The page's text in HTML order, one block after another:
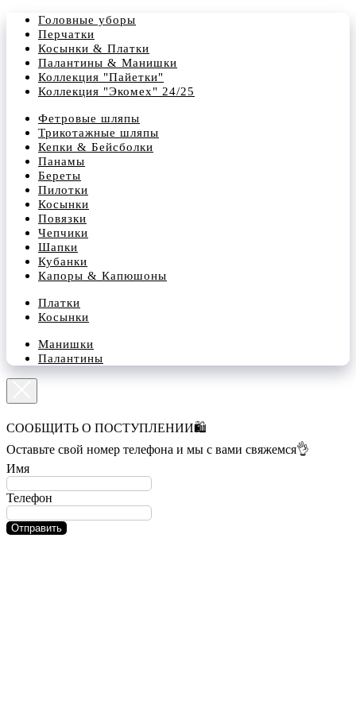
Головные уборы
Перчатки
Косынки & Платки
Палантины & Манишки
Коллекция "Пайетки"
Коллекция "Экомех" 24/25
Фетровые шляпы
Трикотажные шляпы
Кепки & Бейсболки
Панамы
Береты
Пилотки
Косынки
Повязки
Чепчики
Шапки
Кубанки
Капоры & Капюшоны
Платки
Косынки
Манишки
Палантины
СООБЩИТЬ О ПОСТУПЛЕНИИ🛍️
Оставьте свой номер телефона и мы с вами свяжемся👌
Имя
Телефон
Отправить